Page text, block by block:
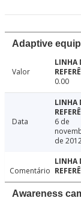
Adaptive
Valor
0.00
Data
6 de
de
Comentário
Awareness